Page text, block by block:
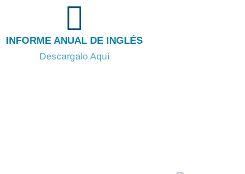

INFORME ANUAL DE INGLÉS
Descargalo Aquí